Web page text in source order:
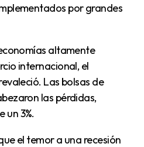
por grandes
internacional, el
Las bolsas de
las pérdidas,
un 3%.